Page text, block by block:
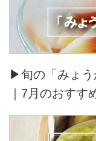
▶旬の「みょう
｜7月のおすす